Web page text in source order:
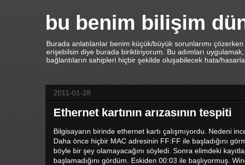
bu benim bilişim
Burada anlatılanlar benim küçük/büyük sorunlarımı
erişebilsin diye burada biriktiriyorum. Bu adımları
bağlantıların sahipleri hiçbir şekilde oluşabilecek hata/
2011-01-28
Ethernet kartının arızasının tespiti
Bilgisayarın birinde ethernet kartı çalışmıyordu. Nedeni
Daha önce hiçbir MAC adresinin FF:FF ile başladığını
böyle bir şey olamayacağını söyledi. Sonra elimdeki
başlamadığını gördüm. Eskiden 00:03 ile başlıyormuş.